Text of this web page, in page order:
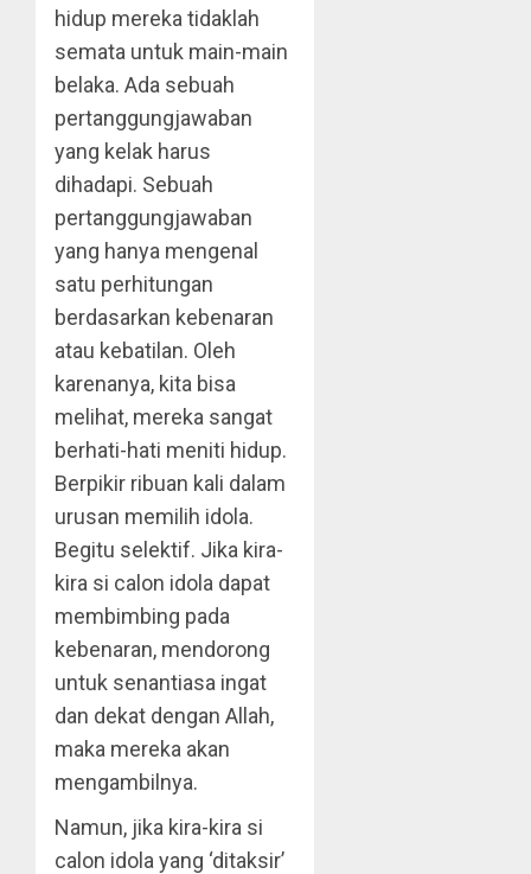
hidup mereka tidaklah
semata untuk main-main
belaka. Ada sebuah
pertanggungjawaban
yang kelak harus
dihadapi. Sebuah
pertanggungjawaban
yang hanya mengenal
satu perhitungan
berdasarkan kebenaran
atau kebatilan. Oleh
karenanya, kita bisa
melihat, mereka sangat
berhati-hati meniti hidup.
Berpikir ribuan kali dalam
urusan memilih idola.
Begitu selektif. Jika kira-
kira si calon idola dapat
membimbing pada
kebenaran, mendorong
untuk senantiasa ingat
dan dekat dengan Allah,
maka mereka akan
mengambilnya.
Namun, jika kira-kira si
calon idola yang ‘ditaksir’